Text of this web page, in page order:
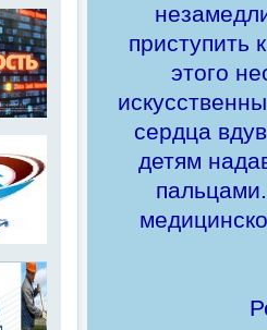
приступить
этого
сердца
детям